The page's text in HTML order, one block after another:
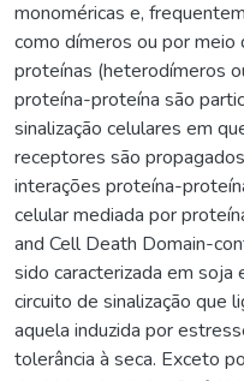
monoméricas e,
como dímeros ou por
proteínas (heterodímeros
proteína-proteína são
sinalização celulares em
receptores são
interações proteína-
celular mediada por
and Cell Death Domain-
sido caracterizada em
circuito de sinalização que
aquela induzida por
tolerância à seca. Exceto